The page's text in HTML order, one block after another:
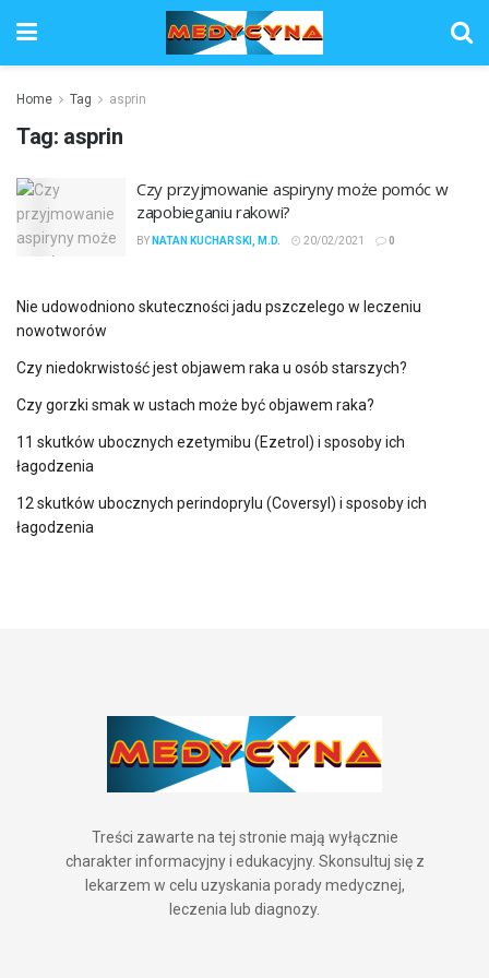
Home Tag asprin
Tag: asprin
Czy przyjmowanie aspiryny może pomóc w
zapobieganiu rakowi?
BY NATAN KUCHARSKI, M.D. 20/02/2021 0
Nie udowodniono skuteczności jadu pszczelego w leczeniu
nowotworów
Czy niedokrwistość jest objawem raka u osób starszych?
Czy gorzki smak w ustach może być objawem raka?
11 skutków ubocznych ezetymibu (Ezetrol) i sposoby ich
łagodzenia
12 skutków ubocznych perindoprylu (Coversyl) i sposoby ich
łagodzenia
Treści zawarte na tej stronie mają wyłącznie
charakter informacyjny i edukacyjny. Skonsultuj się z
lekarzem w celu uzyskania porady medycznej,
leczenia lub diagnozy.